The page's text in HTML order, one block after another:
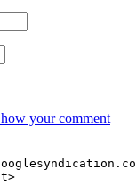
your comment